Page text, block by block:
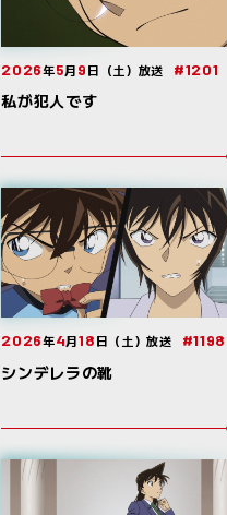
2026年5月9日（土）放送 #1201
私が犯人です
2026年4月18日（土）放送 #1198
シンデレラの靴